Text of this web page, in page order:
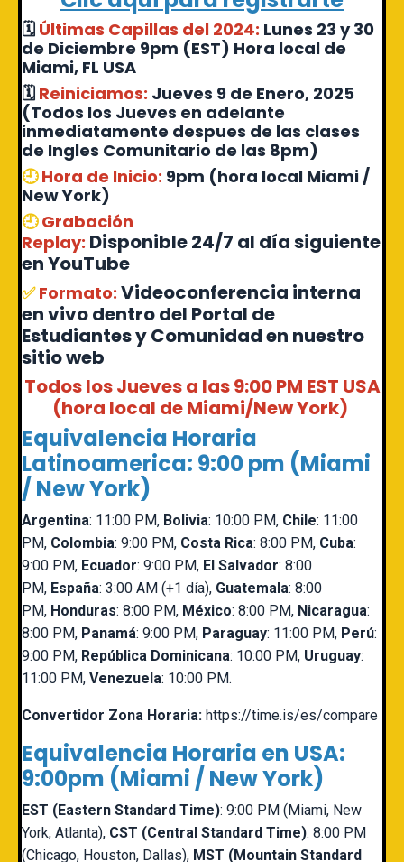
🗓 Últimas Capillas del 2024: Lunes 23 y 30
de Diciembre 9pm (EST) Hora local de
Miami, FL USA
🗓 Reiniciamos: Jueves 9 de Enero, 2025
(Todos los Jueves en adelante
inmediatamente despues de las clases
de Ingles Comunitario de las 8pm)
🕘 Hora de Inicio: 9pm (hora local Miami /
New York)
🕘 Grabación
Replay: Disponible 24/7 al día siguiente
en YouTube
✅ Formato: Videoconferencia interna
en vivo dentro del Portal de
Estudiantes y Comunidad en nuestro
sitio web
Todos los Jueves a las 9:00 PM EST USA
(hora local de Miami/New York)
Equivalencia Horaria
Latinoamerica: 9:00 pm (Miami
/ New York)
Argentina: 11:00 PM, Bolivia: 10:00 PM, Chile: 11:00
PM, Colombia: 9:00 PM, Costa Rica: 8:00 PM, Cuba:
9:00 PM, Ecuador: 9:00 PM, El Salvador: 8:00
PM, España: 3:00 AM (+1 día), Guatemala: 8:00
PM, Honduras: 8:00 PM, México: 8:00 PM, Nicaragua:
8:00 PM, Panamá: 9:00 PM, Paraguay: 11:00 PM, Perú:
9:00 PM, República Dominicana: 10:00 PM, Uruguay:
11:00 PM, Venezuela: 10:00 PM.
Convertidor Zona Horaria: https://time.is/es/compare
Equivalencia Horaria en USA:
9:00pm (Miami / New York)
EST (Eastern Standard Time): 9:00 PM (Miami, New
York, Atlanta), CST (Central Standard Time): 8:00 PM
(Chicago, Houston, Dallas), MST (Mountain Standard